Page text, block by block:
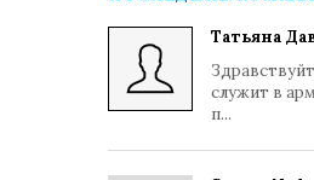
Татьяна
служит в
п...